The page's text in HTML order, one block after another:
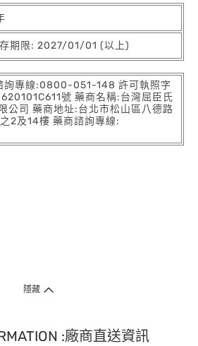
期限: 2027/01/01 (以上)
詢專線:0800-051-148 許可執照字
號 藥商名稱:台灣屈臣氏
公司 藥商地址:台北市松山區八德路
2及14樓 藥商諮詢專線:
隱藏
:廠商直送資訊